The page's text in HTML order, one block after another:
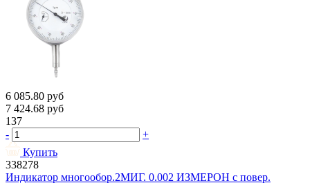
6 085.80 руб
7 424.68 руб
137
-
+
Купить
338278
Индикатор многообор.2МИГ. 0.002 ИЗМЕРОН с повер.